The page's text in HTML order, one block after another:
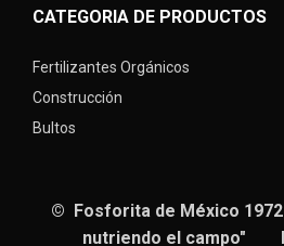
CATEGORIA DE PRODUCTOS
Fertilizantes Orgánicos
Construcción
Bultos
© Fosforita de México
nutriendo el campo" I